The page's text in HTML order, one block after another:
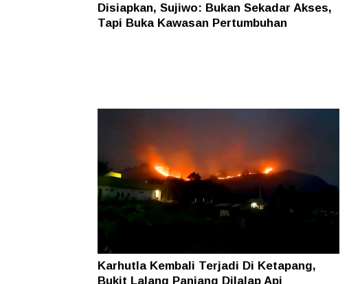
Disiapkan, Sujiwo: Bukan Sekadar Akses,
Tapi Buka Kawasan Pertumbuhan
Karhutla Kembali Terjadi Di Ketapang,
Bukit Lalang Panjang Dilalap Api